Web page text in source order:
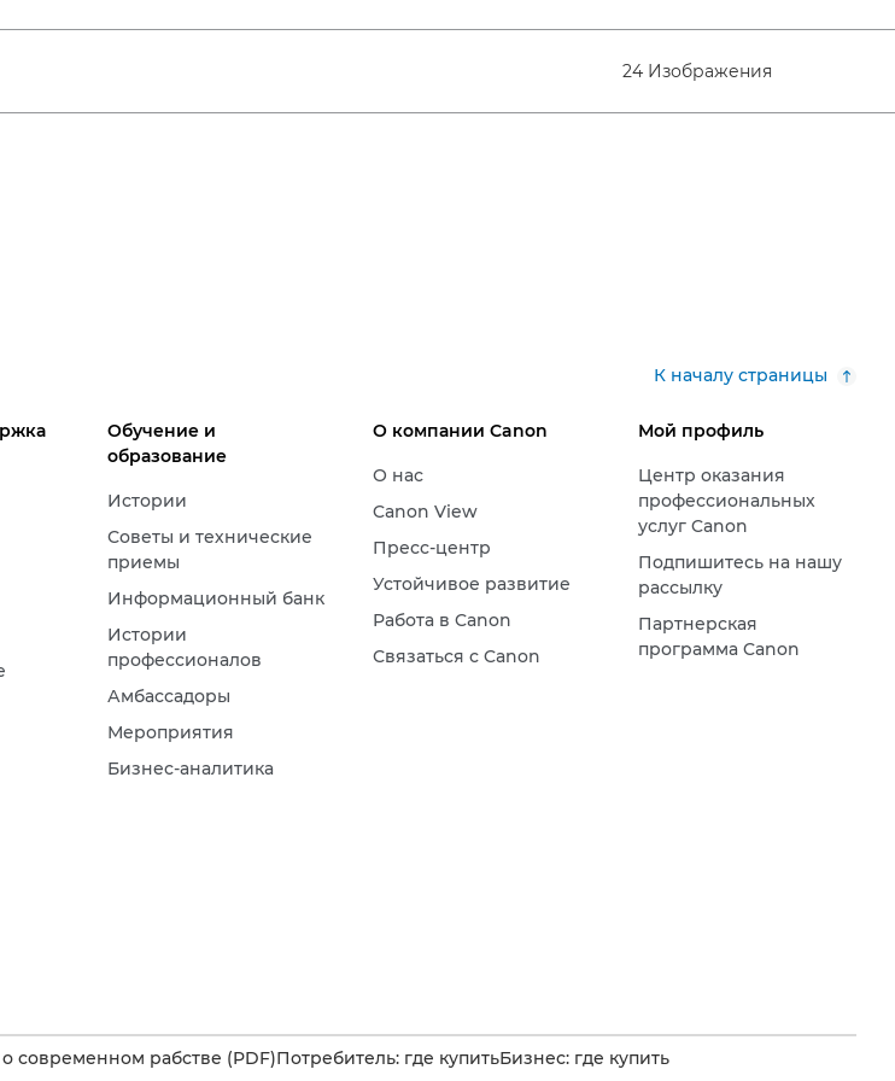
24 Изображения
К началу страницы
Обучение и
образование
Истории
Советы и технические
приемы
Информационный банк
Истории
профессионалов
Амбассадоры
Мероприятия
Бизнес-аналитика
О компании Canon
О нас
Canon View
Пресс-центр
Устойчивое развитие
Работа в Canon
Связаться с Canon
Мой профиль
Центр оказания
профессиональных
услуг Canon
Подпишитесь на нашу
рассылку
Партнерская
программа Canon
современном рабстве (PDF)Потребитель: где купитьБизнес: где купить